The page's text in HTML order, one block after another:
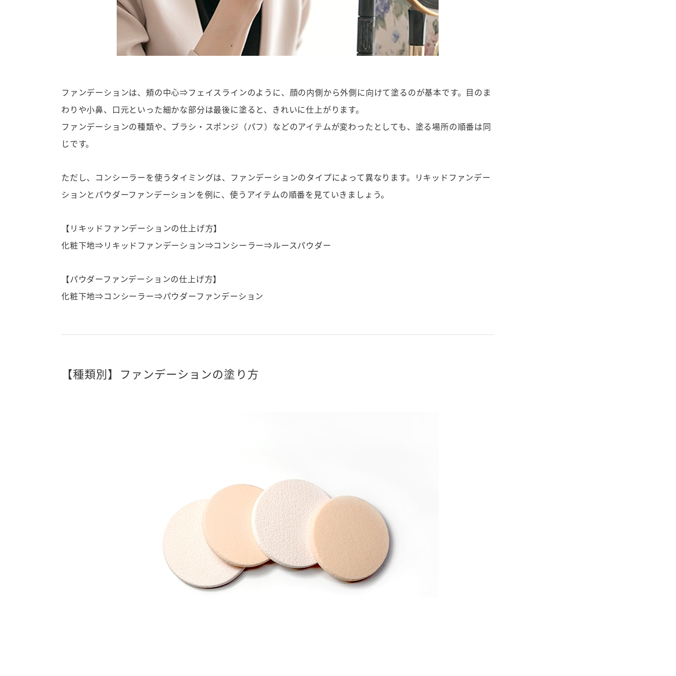
ファンデーションは、頬の中心⇒フェイスラインのように、顔の内側から外側に向けて塗るのが基本です。目のま
わりや小鼻、口元といった細かな部分は最後に塗ると、きれいに仕上がります。
ファンデーションの種類や、ブラシ・スポンジ（パフ）などのアイテムが変わったとしても、塗る場所の順番は同
じです。
ただし、コンシーラーを使うタイミングは、ファンデーションのタイプによって異なります。リキッドファンデー
ションとパウダーファンデーションを例に、使うアイテムの順番を見ていきましょう。
【リキッドファンデーションの仕上げ方】
化粧下地⇒リキッドファンデーション⇒コンシーラー⇒ルースパウダー
【パウダーファンデーションの仕上げ方】
化粧下地⇒コンシーラー⇒パウダーファンデーション
【種類別】ファンデーションの塗り方